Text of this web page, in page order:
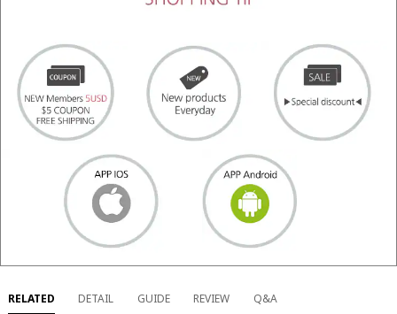
RELATED DETAIL GUIDE REVIEW Q&A